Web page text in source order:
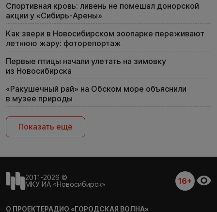
Спортивная кровь: ливень не помешал донорской
акции у «Сибирь-Арены»
Как звери в Новосибирском зоопарке переживают
летнюю жару: фоторепортаж
Первые птицы начали улетать на зимовку
из Новосибирска
«Ракушечный рай» на Обском море объяснили
в музее природы
Показать ещё
2011-2026 ©
МКУ ИА «Новосибирск»
16+
О ПРОЕКТЕРАДИО «ГОРОДСКАЯ ВОЛНА»